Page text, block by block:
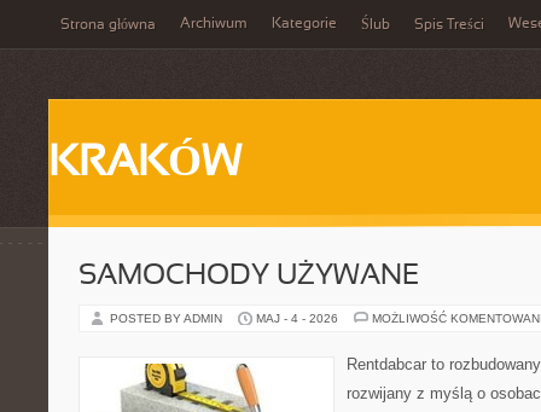
Strona główna Archiwum Kategorie Ślub Spis Treści
KRAKÓW
SAMOCHODY UŻYWANE
POSTED BY ADMIN MAJ - 4 - 2026 MOŻLIWOŚĆ
Rentdabcar to
rozwijany z myślą o